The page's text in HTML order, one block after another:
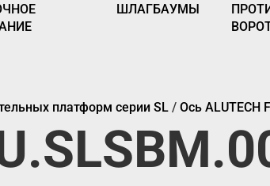
ШЛАГБАУМЫ
платформ серии SL / Ось ALUTECH